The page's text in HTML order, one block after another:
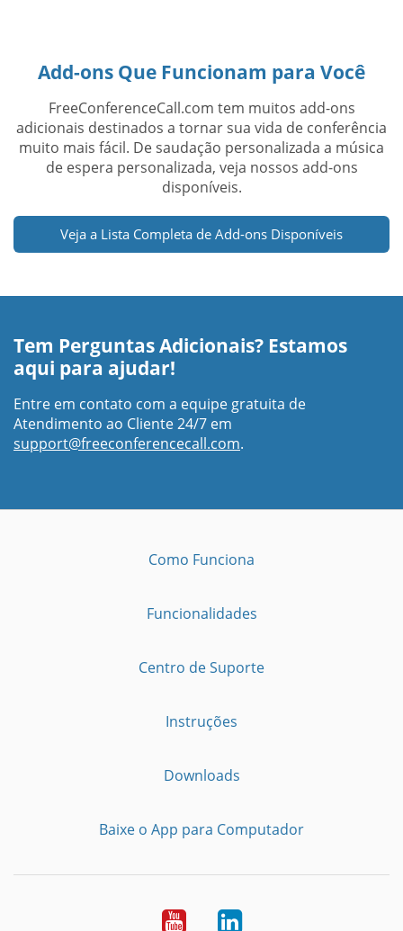
Add-ons Que Funcionam para Você
FreeConferenceCall.com tem muitos add-ons
adicionais destinados a tornar sua vida de conferência
muito mais fácil. De saudação personalizada a música
de espera personalizada, veja nossos add-ons
disponíveis.
Veja a Lista Completa de Add-ons Disponíveis
Tem Perguntas Adicionais? Estamos
aqui para ajudar!
Entre em contato com a equipe gratuita de
Atendimento ao Cliente 24/7 em
support@freeconferencecall.com.
Como Funciona
Funcionalidades
Centro de Suporte
Instruções
Downloads
Baixe o App para Computador
YoutubeLinkedIn